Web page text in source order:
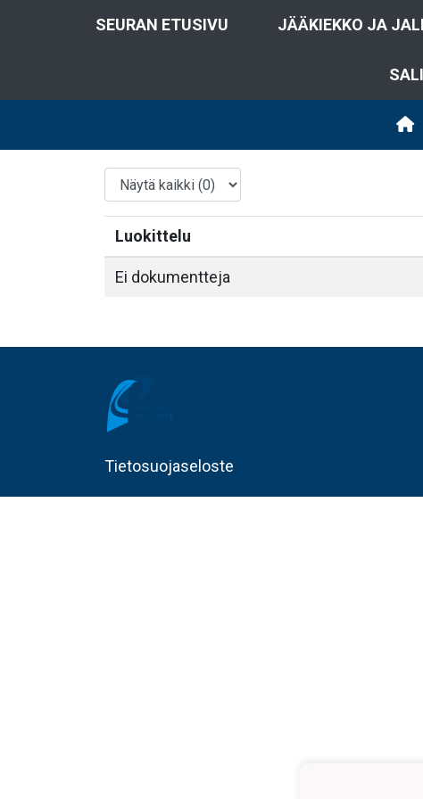
SEURAN ETUSIVU JÄÄKIEKKO JA
Luokittelu
Ei dokumentteja
Tietosuojaseloste